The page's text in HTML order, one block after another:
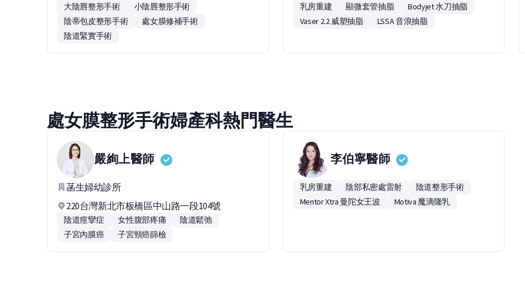
大陰唇整形手術
小陰唇整形手術
陰蒂包皮整形手術
處女膜修補手術
陰道緊實手術
乳房重建 顯微套管抽脂
Bodyjet 水刀抽脂
Vaser 2.2 威塑抽脂
LSSA 音浪抽脂
處女膜整形手術婦產科熱門醫生
嚴絢上醫師
菡生婦幼診所
220台灣新北市板橋區中山路一段104號
陰道痙攣症 女性腹部疼痛
陰道鬆弛
子宮內膜癌
子宮頸癌篩檢
李伯寧醫師
乳房重建 陰部私密處雷射
陰道整形手術
Mentor Xtra 曼陀女王波
Motiva 魔滴隆乳